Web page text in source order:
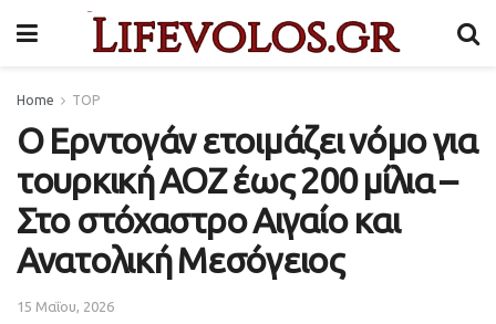
Home TOP
Ο Ερντογάν ετοιμάζει νόμο για
τουρκική ΑΟΖ έως 200 μίλια –
Στο στόχαστρο Αιγαίο και
Ανατολική Μεσόγειος
15 Μαΐου, 2026